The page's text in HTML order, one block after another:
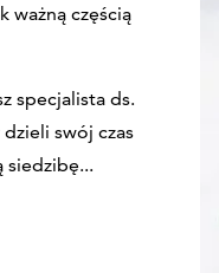
ważną częścią
specjalista ds.
swój czas
siedzibę...